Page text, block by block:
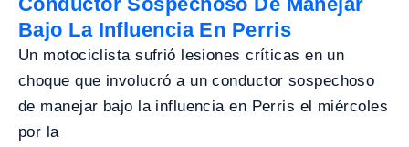
Bajo La Influencia En Perris
Un motociclista sufrió lesiones críticas en un
choque que involucró a un conductor sospechoso
de manejar bajo la influencia en Perris el miércoles
por la